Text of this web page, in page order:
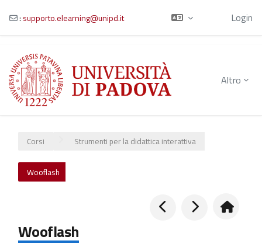
Vai al contenuto principale
: supporto.elearning@unipd.it Login
Altro
Corsi Strumenti per la didattica interattiva
Wooflash
Wooflash